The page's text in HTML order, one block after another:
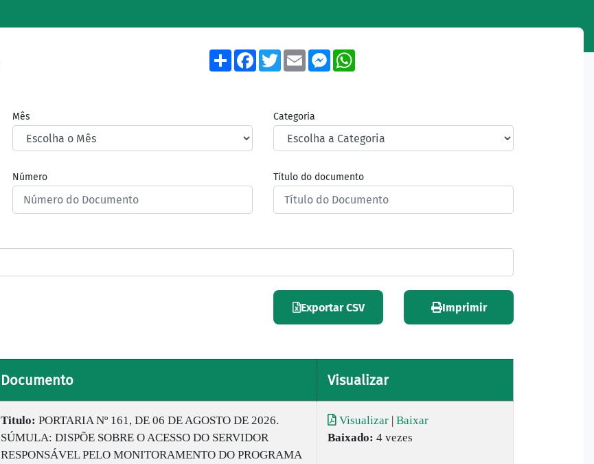
ShareFacebook
TwitterEmailMessenger
Mês Categoria
Número Título do documento
Exportar CSV Imprimir
Documento Visualizar
Titulo: PORTARIA Nº 161, DE 06 DE AGOSTO DE 2026.
SÚMULA: DISPÕE SOBRE O ACESSO DO SERVIDOR
RESPONSÁVEL PELO MONITORAMENTO DO PROGRAMA
Visualizar | Baixar
Baixado: 4 vezes